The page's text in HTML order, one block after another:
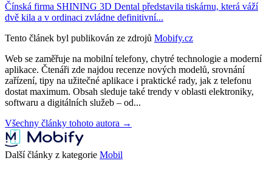
Čínská firma SHINING 3D Dental představila tiskárnu, která váží
dvě kila a v ordinaci zvládne definitivní...
Tento článek byl publikován ze zdrojů Mobify.cz
Web se zaměřuje na mobilní telefony, chytré technologie a moderní
aplikace. Čtenáři zde najdou recenze nových modelů, srovnání
zařízení, tipy na užitečné aplikace i praktické rady, jak z telefonu
dostat maximum. Obsah sleduje také trendy v oblasti elektroniky,
softwaru a digitálních služeb – od...
Všechny články tohoto autora →
Další články z kategorie Mobil